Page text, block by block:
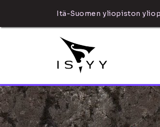
Itä-Suomen yliopiston